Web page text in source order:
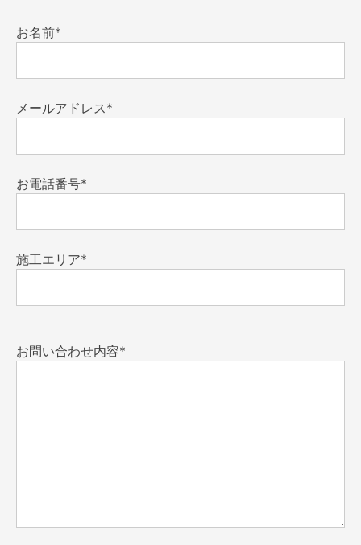
お名前*
メールアドレス*
お電話番号*
施工エリア*
お問い合わせ内容*